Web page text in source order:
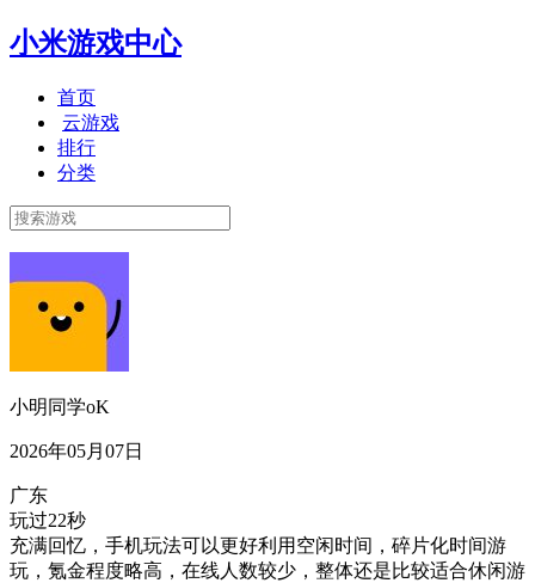
小米游戏中心
首页
云游戏
排行
分类
小明同学oK
2026年05月07日
广东
玩过22秒
充满回忆，手机玩法可以更好利用空闲时间，碎片化时间游
玩，氪金程度略高，在线人数较少，整体还是比较适合休闲游